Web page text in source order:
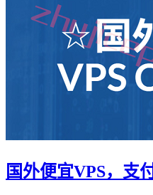
国外便宜VPS，支